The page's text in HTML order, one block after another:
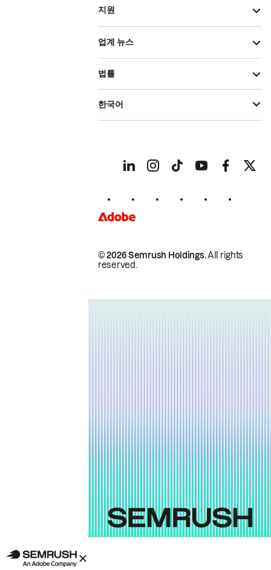
지원
업계 뉴스
© 2026 Semrush Holdings.All rights
reserved.
법률
한국어